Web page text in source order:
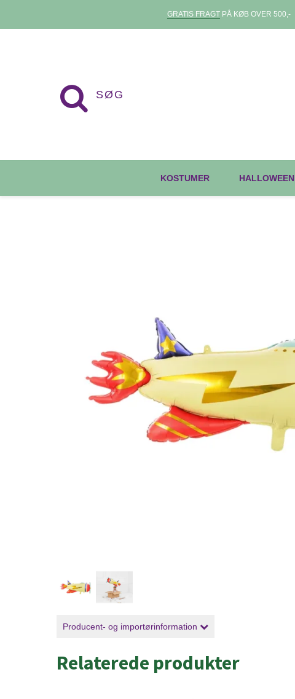
GRATIS FRAGTPÅ KØB OVER 500,-
KOSTUMER HALLOWEEN
Producent- og importørinformation
Relaterede produkter